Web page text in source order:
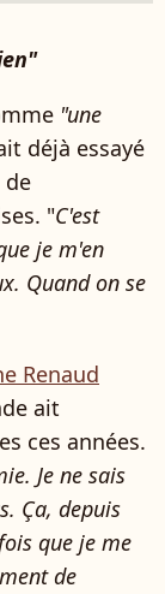
"une
déjà essayé
de
"C'est
je m'en
Quand on se
Renaud
ait
ces années.
Je ne sais
Ça, depuis
que je me
de